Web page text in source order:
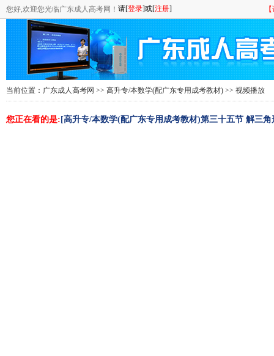
您好,欢迎您光临广东成人高考网！
当前位置： 广东成人高考网 >> 高升专/本数学(配广东专用成考教材) >> 视频播放
您正在看的是: [高升专/本数学(配广东专用成考教材)第三十五节 解三